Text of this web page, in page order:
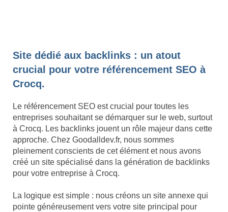
Site dédié aux backlinks : un atout
crucial pour votre référencement SEO à
Crocq.
Le référencement SEO est crucial pour toutes les
entreprises souhaitant se démarquer sur le web, surtout
à Crocq. Les backlinks jouent un rôle majeur dans cette
approche. Chez Goodalldev.fr, nous sommes
pleinement conscients de cet élément et nous avons
créé un site spécialisé dans la génération de backlinks
pour votre entreprise à Crocq.
La logique est simple : nous créons un site annexe qui
pointe généreusement vers votre site principal pour